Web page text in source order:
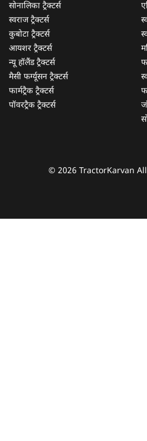
सोनालिका ट्रैक्टर्स
स्वराज ट्रैक्टर्स
कुबोटा ट्रैक्टर्स
आयशर ट्रैक्टर्स
न्यू हॉलैंड ट्रैक्टर्स
मैसी फर्ग्यूसन ट्रैक्टर्स
फार्मट्रैक ट्रैक्टर्स
पॉवरट्रैक ट्रैक्टर्स
© 2026 TractorKarvan